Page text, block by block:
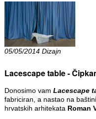
05/05/2014 Dizajn
Lacescape table -
Donosimo vam Lacescape
fabriciran, a nastao na
hrvatskih arhitekata Roman